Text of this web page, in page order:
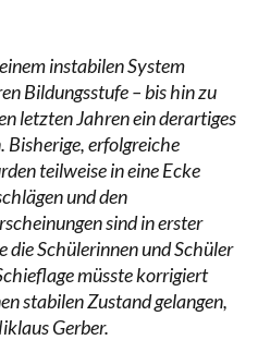
instabilen System
Bildungsstufe – bis hin zu
letzten Jahren ein derartiges
Bisherige, erfolgreiche
teilweise in eine Ecke
und den
sind in erster
die Schülerinnen und Schüler
müsste korrigiert
stabilen Zustand gelangen,
Gerber.